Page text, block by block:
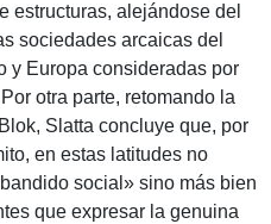
estructuras, alejándose del
sociedades arcaicas del
y Europa consideradas por
Por otra parte, retomando la
Slatta concluye que, por
en estas latitudes no
social» sino más bien
que expresar la genuina